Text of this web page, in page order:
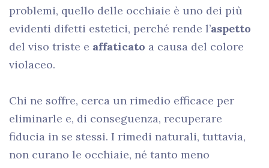
problemi, quello delle occhiaie è uno dei più
evidenti difetti estetici, perché rende l’aspetto
del viso triste e affaticato a causa del colore
violaceo.
Chi ne soffre, cerca un rimedio efficace per
eliminarle e, di conseguenza, recuperare
fiducia in se stessi. I rimedi naturali, tuttavia,
non curano le occhiaie, né tanto meno